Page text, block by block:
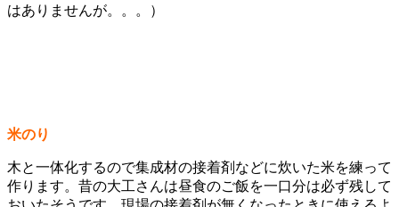
はありませんが。。。）
米のり
木と一体化するので集成材の接着剤などに炊いた米を練って
作ります。昔の大工さんは昼食のご飯を一口分は必ず残して